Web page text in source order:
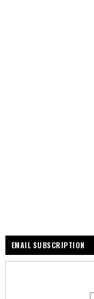
EMAIL SUBSCRIPTION